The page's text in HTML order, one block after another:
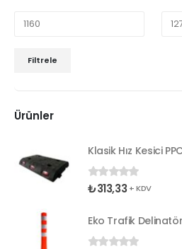
Filtrele
Ürünler
05 üzerinden
₺313,33 + KDV
Eko Trafik